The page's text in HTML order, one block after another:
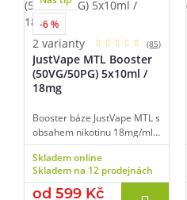
-6 %
2 varianty (85)
JustVape MTL Booster
(50VG/50PG) 5x10ml /
18mg
Booster báze JustVape MTL s
obsahem nikotinu 18mg/ml
slouží jako doplněk pro
beznikotinové báze k
namíchání přesné
požadované koncentrace.
Skladem online
Skladem na 12 prodejnách
od 599 Kč